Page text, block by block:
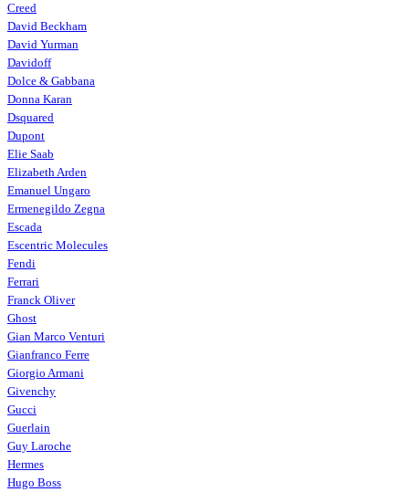
Creed
David Beckham
David Yurman
Davidoff
Dolce & Gabbana
Donna Karan
Dsquared
Dupont
Elie Saab
Elizabeth Arden
Emanuel Ungaro
Ermenegildo Zegna
Escada
Escentric Molecules
Fendi
Ferrari
Franck Oliver
Ghost
Gian Marco Venturi
Gianfranco Ferre
Giorgio Armani
Givenchy
Gucci
Guerlain
Guy Laroche
Hermes
Hugo Boss